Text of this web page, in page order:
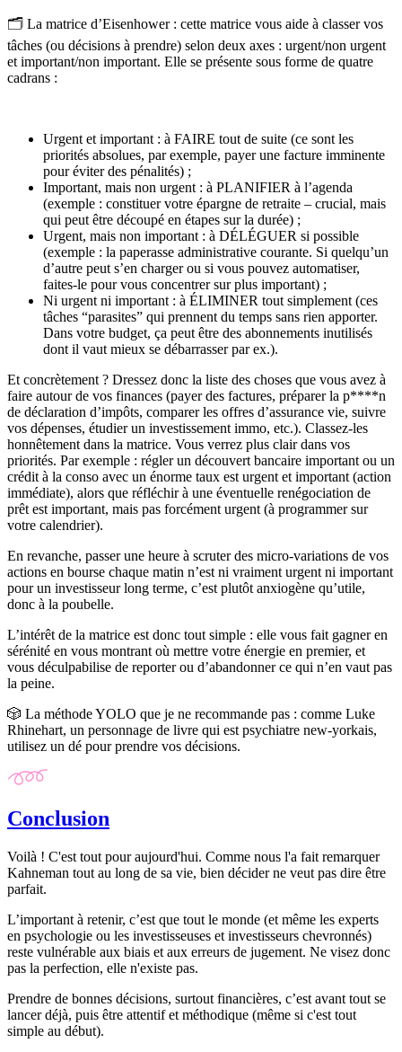
🗂️ La matrice d’Eisenhower : cette matrice vous aide à classer vos
tâches (ou décisions à prendre) selon deux axes : urgent/non urgent
et important/non important. Elle se présente sous forme de quatre
cadrans :
Urgent et important : à FAIRE tout de suite (ce sont les
priorités absolues, par exemple, payer une facture imminente
pour éviter des pénalités) ;
Important, mais non urgent : à PLANIFIER à l’agenda
(exemple : constituer votre épargne de retraite – crucial, mais
qui peut être découpé en étapes sur la durée) ;
Urgent, mais non important : à DÉLÉGUER si possible
(exemple : la paperasse administrative courante. Si quelqu’un
d’autre peut s’en charger ou si vous pouvez automatiser,
faites-le pour vous concentrer sur plus important) ;
Ni urgent ni important : à ÉLIMINER tout simplement (ces
tâches “parasites” qui prennent du temps sans rien apporter.
Dans votre budget, ça peut être des abonnements inutilisés
dont il vaut mieux se débarrasser par ex.).
Et concrètement ? Dressez donc la liste des choses que vous avez à
faire autour de vos finances (payer des factures, préparer la p****n
de déclaration d’impôts, comparer les offres d’assurance vie, suivre
vos dépenses, étudier un investissement immo, etc.). Classez-les
honnêtement dans la matrice. Vous verrez plus clair dans vos
priorités. Par exemple : régler un découvert bancaire important ou un
crédit à la conso avec un énorme taux est urgent et important (action
immédiate), alors que réfléchir à une éventuelle renégociation de
prêt est important, mais pas forcément urgent (à programmer sur
votre calendrier).
En revanche, passer une heure à scruter des micro-variations de vos
actions en bourse chaque matin n’est ni vraiment urgent ni important
pour un investisseur long terme, c’est plutôt anxiogène qu’utile,
donc à la poubelle.
L’intérêt de la matrice est donc tout simple : elle vous fait gagner en
sérénité en vous montrant où mettre votre énergie en premier, et
vous déculpabilise de reporter ou d’abandonner ce qui n’en vaut pas
la peine.
🎲 La méthode YOLO que je ne recommande pas : comme Luke
Rhinehart, un personnage de livre qui est psychiatre new-yorkais,
utilisez un dé pour prendre vos décisions.
Conclusion
Voilà ! C'est tout pour aujourd'hui. Comme nous l'a fait remarquer
Kahneman tout au long de sa vie, bien décider ne veut pas dire être
parfait.
L’important à retenir, c’est que tout le monde (et même les experts
en psychologie ou les investisseuses et investisseurs chevronnés)
reste vulnérable aux biais et aux erreurs de jugement. Ne visez donc
pas la perfection, elle n'existe pas.
Prendre de bonnes décisions, surtout financières, c’est avant tout se
lancer déjà, puis être attentif et méthodique (même si c'est tout
simple au début).